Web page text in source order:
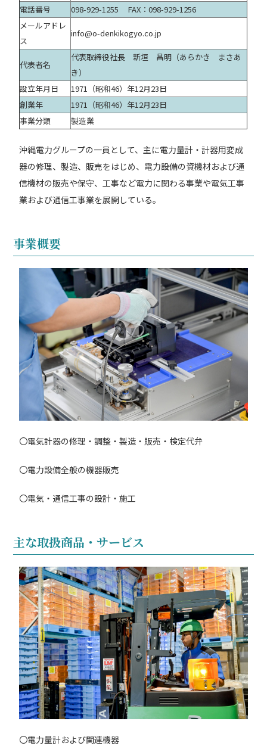
電話番号
098-929-1255 FAX：098-929-1256
メールアドレ
ス
info@o-denkikogyo.co.jp
代表者名
代表取締役社長 新垣 昌明（あらかき まさあ
き）
設立年月日
1971（昭和46）年12月23日
創業年
1971（昭和46）年12月23日
事業分類
製造業
沖縄電力グループの一員として、主に電力量計・計器用変成
器の修理、製造、販売をはじめ、電力設備の資機材および通
信機材の販売や保守、工事など電力に関わる事業や電気工事
業および通信工事業を展開している。
事業概要
〇電気計器の修理・調整・製造・販売・検定代弁
〇電力設備全般の機器販売
〇電気・通信工事の設計・施工
主な取扱商品・サービス
〇電力量計および関連機器